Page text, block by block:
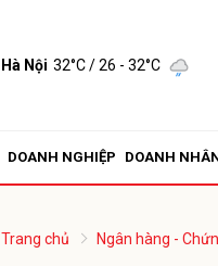
Hà Nội 32°C/ 26 - 32°C
DOANH NGHIỆP DOANH
Trang chủ Ngân hàng -